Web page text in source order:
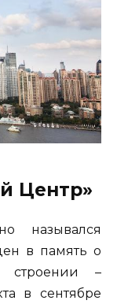
Центр»
назывался
в память о
строении –
в сентябре